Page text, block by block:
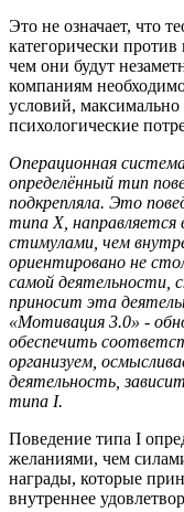
Это не означает, что
категорически
чем они будут
компаниям
условий,
психологические
Операционная
определённый тип
подкрепляла. Это
типа X, направляется
стимулами, чем
ориентировано не
самой деятельности,
приносит эта
«Мотивация 3.0» -
обеспечить
организуем,
деятельность,
типа I.
Поведение типа I
желаниями, чем
награды, которые
внутреннее